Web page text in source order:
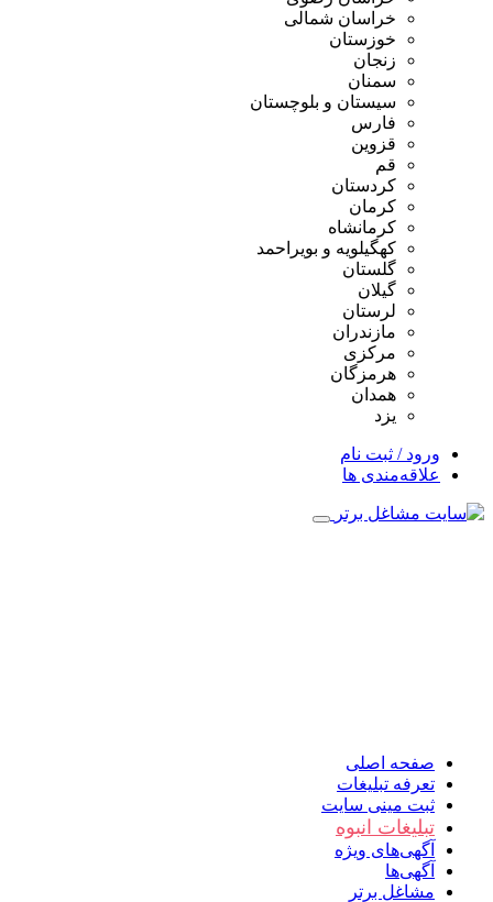
خراسان شمالی
خوزستان
زنجان
سمنان
سیستان و بلوچستان
فارس
قزوین
قم
کردستان
کرمان
کرمانشاه
کهگیلویه و بویراحمد
گلستان
گیلان
لرستان
مازندران
مرکزی
هرمزگان
همدان
یزد
ورود / ثبت نام
علاقه‌مندی ها
صفحه اصلی
تعرفه تبلیغات
ثبت مینی سایت
تبلیغات انبوه
آگهی‌های ویژه
آگهی‌ها
مشاغل برتر